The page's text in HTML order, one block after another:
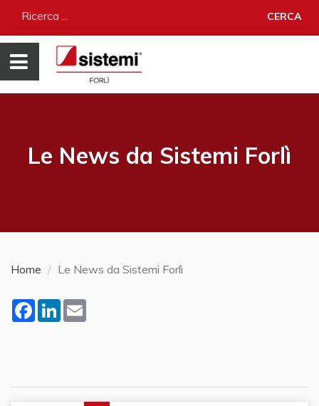
CERCA
Le News da Sistemi Forlì
Home Le News da Sistemi Forlì
Facebook
LinkedIn